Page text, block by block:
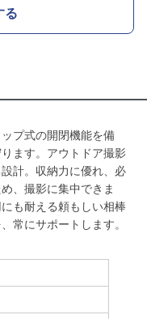
る
プ式の開閉機能を備
ます。アウトドア撮影
計。収納力に優れ、必
、撮影に集中できま
も耐える頼もしい相棒
常にサポートします。